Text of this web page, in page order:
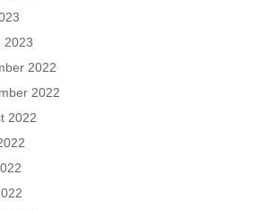
2023
2022
2022
2022